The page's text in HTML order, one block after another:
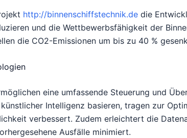
http://binnenschiffstechnik.de die
und die Wettbewerbsfähigkeit der
die CO2-Emissionen um bis zu 40 %
eine umfassende Steuerung und
Intelligenz basieren, tragen zur
verbessert. Zudem erleichtert die
Ausfälle minimiert.